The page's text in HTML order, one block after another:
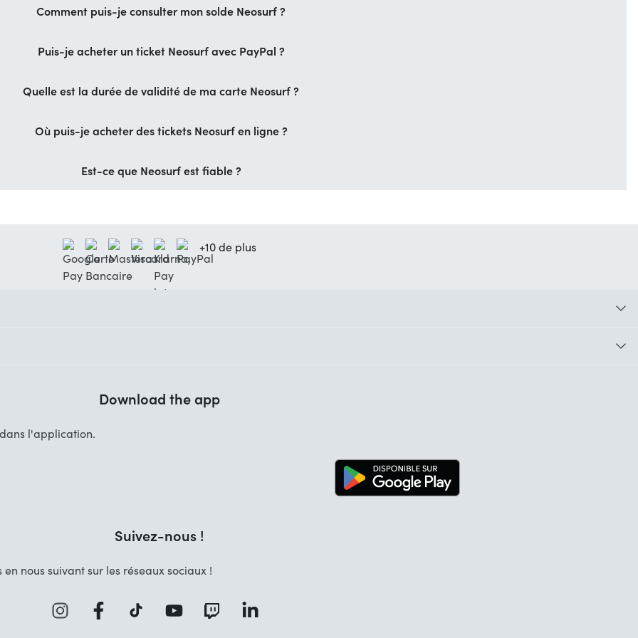
Comment puis-je consulter mon solde Neosurf ?
Puis-je acheter un ticket Neosurf avec PayPal ?
Quelle est la durée de validité de ma carte Neosurf ?
Où puis-je acheter des tickets Neosurf en ligne ?
Est-ce que Neosurf est fiable ?
+10 de plus
Download the app
l'application.
Suivez-nous !
nous suivant sur les réseaux sociaux !